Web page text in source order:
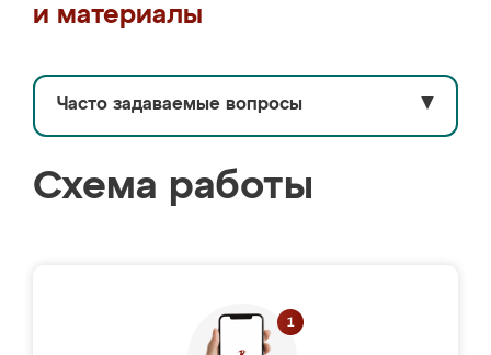
и материалы
Часто задаваемые вопросы ▼
Схема работы